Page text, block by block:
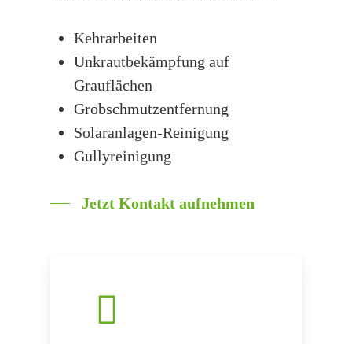
Kehrarbeiten
Unkrautbekämpfung auf
Grauflächen
Grobschmutzentfernung
Solaranlagen-Reinigung
Gullyreinigung
Jetzt Kontakt aufnehmen